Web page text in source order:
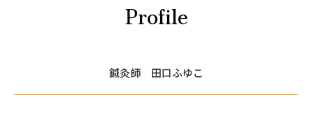
Profile
鍼灸師 田口ふゆこ